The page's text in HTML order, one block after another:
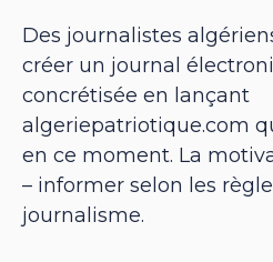
Des journalistes
créer un journal
concrétisée en lançant
algeriepatriotique.com
en ce moment. La
– informer selon les
journalisme.